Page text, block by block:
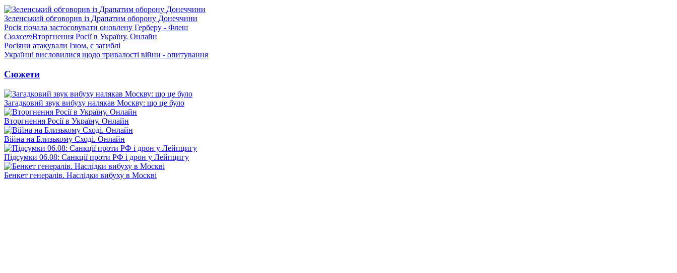
Зеленський обговорив із Драпатим оборону Донеччини
Росія почала застосовувати оновлену Герберу - Флеш
СюжетВторгнення Росії в Україну. Онлайн
Росіяни атакували Ізюм, є загиблі
Українці висловилися щодо тривалості війни - опитування
Сюжети
Загадковий звук вибуху налякав Москву: що це було
Вторгнення Росії в Україну. Онлайн
Війна на Близькому Сході. Онлайн
Підсумки 06.08: Санкції проти РФ і дрон у Лейпцигу
Бенкет генералів. Наслідки вибуху в Москві